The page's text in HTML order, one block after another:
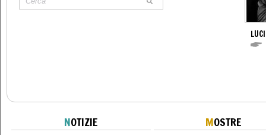
NOTIZIE MOSTRE